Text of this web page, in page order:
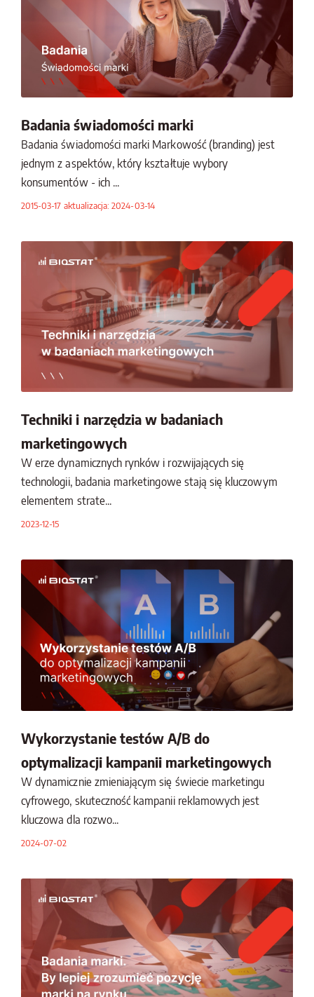
Badania świadomości marki
Badania świadomości marki Markowość (branding) jest
jednym z aspektów, który kształtuje wybory
konsumentów - ich ...
2015-03-17 aktualizacja: 2024-03-14
Techniki i narzędzia w badaniach
marketingowych
W erze dynamicznych rynków i rozwijających się
technologii, badania marketingowe stają się kluczowym
elementem strate...
2023-12-15
Wykorzystanie testów A/B do
optymalizacji kampanii marketingowych
W dynamicznie zmieniającym się świecie marketingu
cyfrowego, skuteczność kampanii reklamowych jest
kluczowa dla rozwo...
2024-07-02